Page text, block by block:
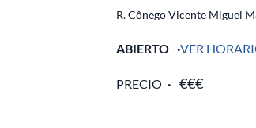
R. Cônego Vicente Miguel
ABIERTO VER
PRECIO